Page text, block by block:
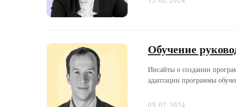
Обучение
Инсайты о создании
адаптации программы
09.02.2024